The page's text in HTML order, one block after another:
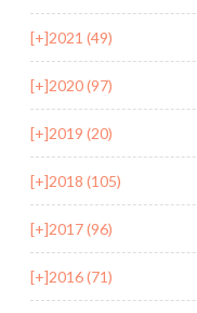
[+]2021 (49)
[+]2020 (97)
[+]2019 (20)
[+]2018 (105)
[+]2017 (96)
[+]2016 (71)